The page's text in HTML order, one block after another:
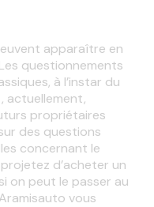
apparaître en
questionnements
à l’instar du
actuellement,
propriétaires
des questions
concernant le
d’acheter un
on peut le passer au
vous